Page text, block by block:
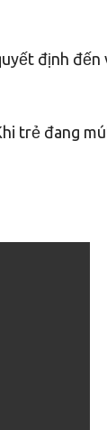
định đến
trẻ đang